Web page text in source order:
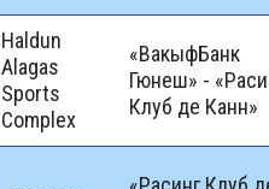
Haldun
Alagas
Sports
Complex
«ВакыфБанк
Гюнеш» -
Клуб де Канн»